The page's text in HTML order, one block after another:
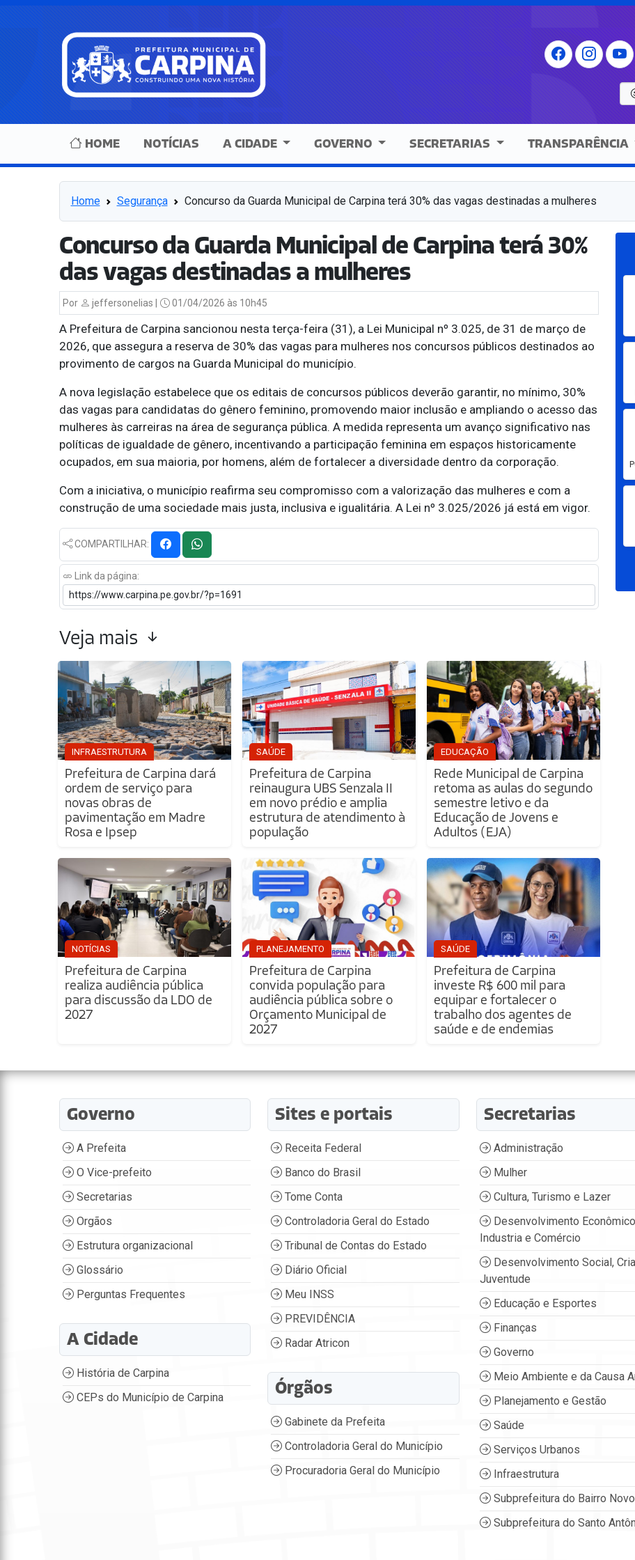
HOME NOTÍCIAS A CIDADE GOVERNO SECRETARIAS TRANSPARÊNCIA
Home Segurança Concurso da Guarda Municipal de Carpina terá 30% das vagas destinadas a mulheres
Concurso da Guarda Municipal de Carpina terá 30%
das vagas destinadas a mulheres
Por jeffersonelias | 01/04/2026 às 10h45
A Prefeitura de Carpina sancionou nesta terça-feira (31), a Lei Municipal nº 3.025, de 31 de março de
2026, que assegura a reserva de 30% das vagas para mulheres nos concursos públicos destinados ao
provimento de cargos na Guarda Municipal do município.
A nova legislação estabelece que os editais de concursos públicos deverão garantir, no mínimo, 30%
das vagas para candidatas do gênero feminino, promovendo maior inclusão e ampliando o acesso das
mulheres às carreiras na área de segurança pública. A medida representa um avanço significativo nas
políticas de igualdade de gênero, incentivando a participação feminina em espaços historicamente
ocupados, em sua maioria, por homens, além de fortalecer a diversidade dentro da corporação.
Com a iniciativa, o município reafirma seu compromisso com a valorização das mulheres e com a
construção de uma sociedade mais justa, inclusiva e igualitária. A Lei nº 3.025/2026 já está em vigor.
COMPARTILHAR:
Link da página:
Veja mais
INFRAESTRUTURA
Prefeitura de Carpina dará
ordem de serviço para
novas obras de
pavimentação em Madre
Rosa e Ipsep
SAÚDE
Prefeitura de Carpina
reinaugura UBS Senzala II
em novo prédio e amplia
estrutura de atendimento à
população
EDUCAÇÃO
Rede Municipal de Carpina
retoma as aulas do segundo
semestre letivo e da
Educação de Jovens e
Adultos (EJA)
NOTÍCIAS
Prefeitura de Carpina
realiza audiência pública
para discussão da LDO de
2027
PLANEJAMENTO
Prefeitura de Carpina
convida população para
audiência pública sobre o
Orçamento Municipal de
2027
SAÚDE
Prefeitura de Carpina
investe R$ 600 mil para
equipar e fortalecer o
trabalho dos agentes de
saúde e de endemias
Governo
A Prefeita
O Vice-prefeito
Secretarias
Orgãos
Estrutura organizacional
Glossário
Perguntas Frequentes
A Cidade
História de Carpina
CEPs do Município de Carpina
Sites e portais
Receita Federal
Banco do Brasil
Tome Conta
Controladoria Geral do Estado
Tribunal de Contas do Estado
Diário Oficial
Meu INSS
PREVIDÊNCIA
Radar Atricon
Órgãos
Gabinete da Prefeita
Controladoria Geral do Município
Procuradoria Geral do Município
Secretarias
Administração
Mulher
Cultura, Turismo e Lazer
Desenvolvimento
Industria e Comércio
Desenvolvimento Social,
Juventude
Educação e Esportes
Finanças
Governo
Meio Ambiente e da Causa
Planejamento e Gestão
Saúde
Serviços Urbanos
Infraestrutura
Subprefeitura do Bairro Novo
Subprefeitura do Santo